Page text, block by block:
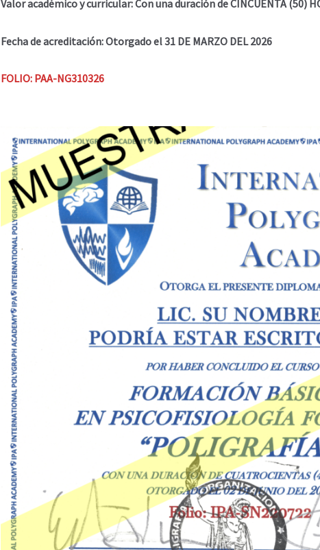
Valor académico y curricular: Con una duración de CINCUENTA (50)
Fecha de acreditación: Otorgado el 31 DE MARZO DEL 2026
FOLIO: PAA-NG310326